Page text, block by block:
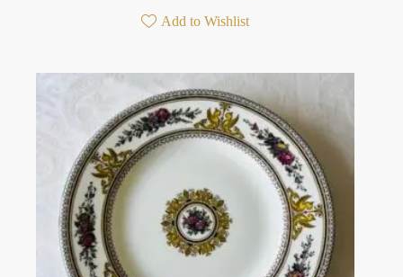
Add to Wishlist